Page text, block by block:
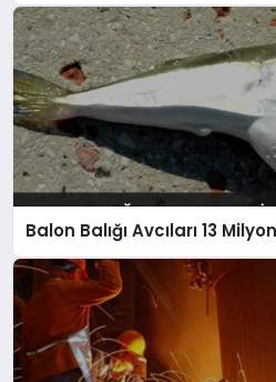
Balon Balığı Avcıları 13